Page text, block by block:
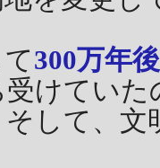
300万年後
けてい
して、文